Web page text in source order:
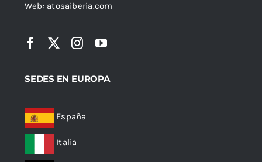
Web: atosaiberia.com
SEDES EN EUROPA
España
Italia